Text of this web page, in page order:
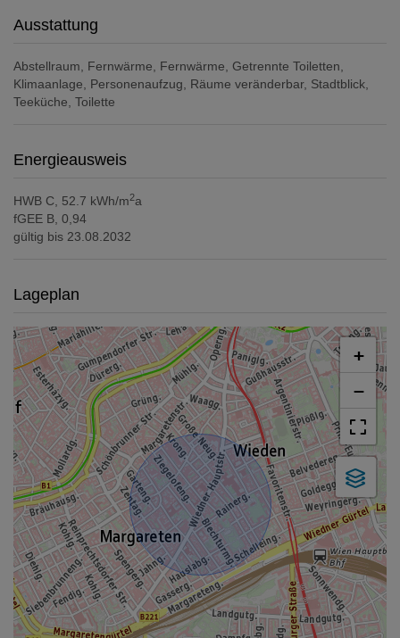
Ausstattung
Abstellraum Fernwärme Fernwärme
Getrennte Toiletten
Klimaanlage
Personenaufzug Räume veränderbar Stadtblick
Teeküche Toilette
Energieausweis
HWB C, 52.7 kWh/m2a
fGEE B, 0,94
gültig bis 23.08.2032
Lageplan
+
−